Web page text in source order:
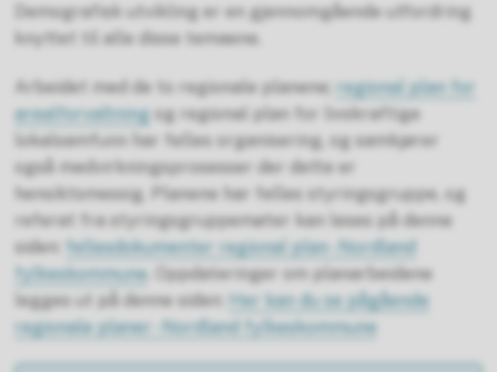
Demografisk utvikling er en gjennomgående utfordring
knyttet til alle disse temaene.
Arbeidet med de to regionale planene; regional plan for
arealforvaltning og regional plan for livskraftige
lokalsamfunn har felles organisering, og samkjører
også medvirkningsprosesser der dette er
hensiktsmessig. Planene har felles styringsgruppe, og
referat fra styringsgruppemøter kan leses på denne
siden:
fellesdokumenter regional plan - Nordland
fylkeskommune . Oppdateringer om planarbeidene
legges ut på denne siden: Her kan du se pågående
regionale planer - Nordland fylkeskommune